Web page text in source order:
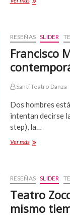
y
juego
de
poder
tensiona
certezas
RESEÑAS SLIDER
Francisco
Santi Teatro Danza
Dos hombres
intentan decirse
step), la…
Ver másFrancisco
teatro
la
contemporánea
“El
RESEÑAS SLIDER
Teatro
mismo